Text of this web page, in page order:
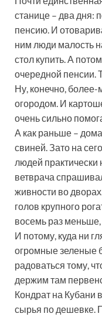
станице – два дня:
пенсию. И
ним люди малость
стол купить. А
очередной пенсии.
Ну, конечно,
огородом. И
очень сильно
А как раньше –
свиней. Зато на
людей
ветврача
живности во
голов крупного
восемь раз
И потому, куда ни
огромные зеленые
радоваться тому,
держим там
Кондрат на Кубани
сырья по дешевке.